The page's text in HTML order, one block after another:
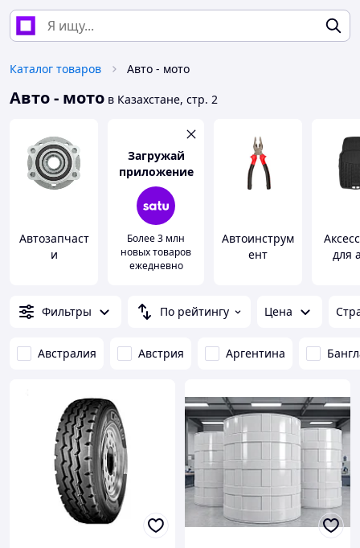
Каталог товаров Авто - мото
Авто - мото в Казахстане, стр. 2
Автозапчаст
и
Загружай
приложение
Более 3 млн
новых товаров
ежедневно
Автоинструм
ент
для
Фильтры По рейтингу Цена
Австралия Австрия Аргентина